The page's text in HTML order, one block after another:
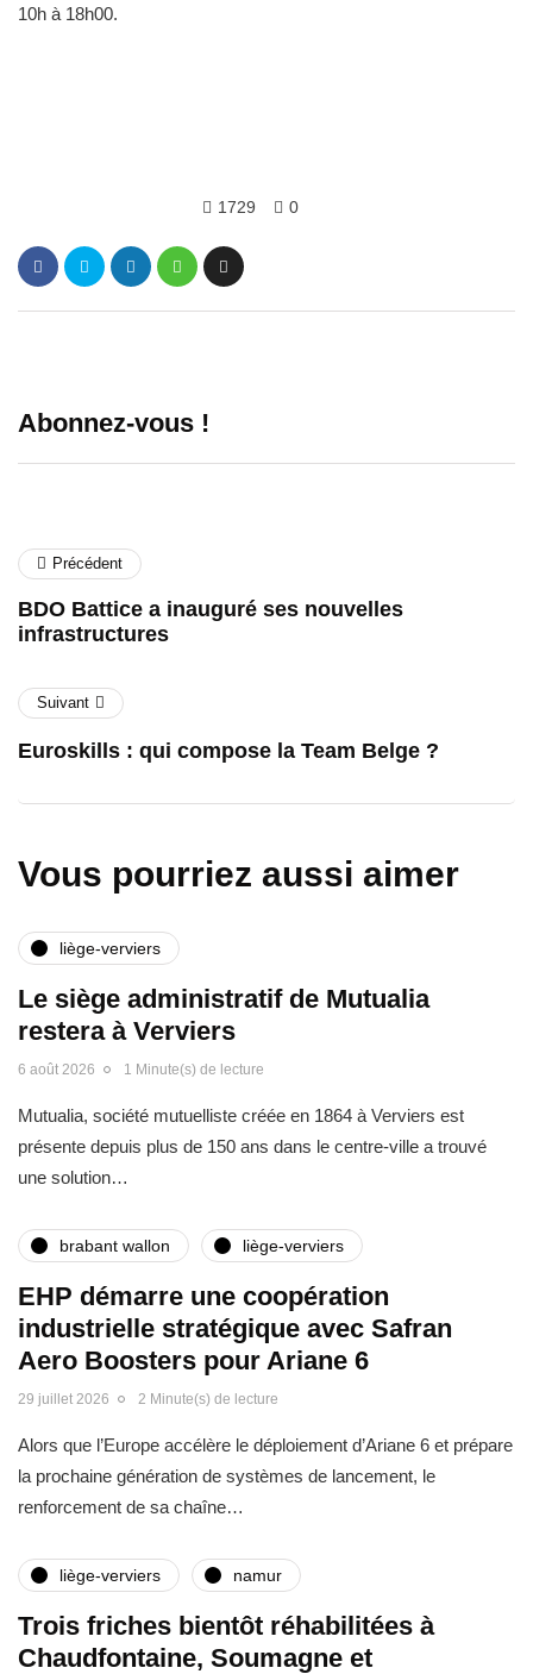
10h à 18h00.
1729 0
Abonnez-vous !
Précédent
BDO Battice a inauguré ses nouvelles
infrastructures
Suivant
Euroskills : qui compose la Team Belge ?
Vous pourriez aussi aimer
liège-verviers
Le siège administratif de Mutualia
restera à Verviers
6 août 2026 1 Minute(s) de lecture
Mutualia, société mutuelliste créée en 1864 à Verviers est
présente depuis plus de 150 ans dans le centre-ville a trouvé
une solution…
brabant wallon liège-verviers
EHP démarre une coopération
industrielle stratégique avec Safran
Aero Boosters pour Ariane 6
29 juillet 2026 2 Minute(s) de lecture
Alors que l’Europe accélère le déploiement d’Ariane 6 et prépare
la prochaine génération de systèmes de lancement, le
renforcement de sa chaîne…
liège-verviers namur
Trois friches bientôt réhabilitées à
Chaudfontaine, Soumagne et